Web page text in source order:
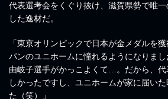
代表選考会をくぐり抜け、滋賀県勢で唯
した逸材だ。
「東京オリンピックで日本が金メダルを
パンのユニホームに憧れるようになりま
由岐子選手がかっこよくて…。だから、
しかったですし、ユニホームが家に届い
た（笑）」